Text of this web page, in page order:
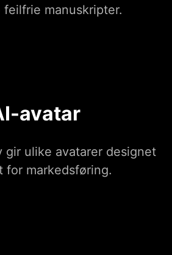
feilfrie manuskripter.
avatar
gir ulike avatarer designet
for markedsføring.